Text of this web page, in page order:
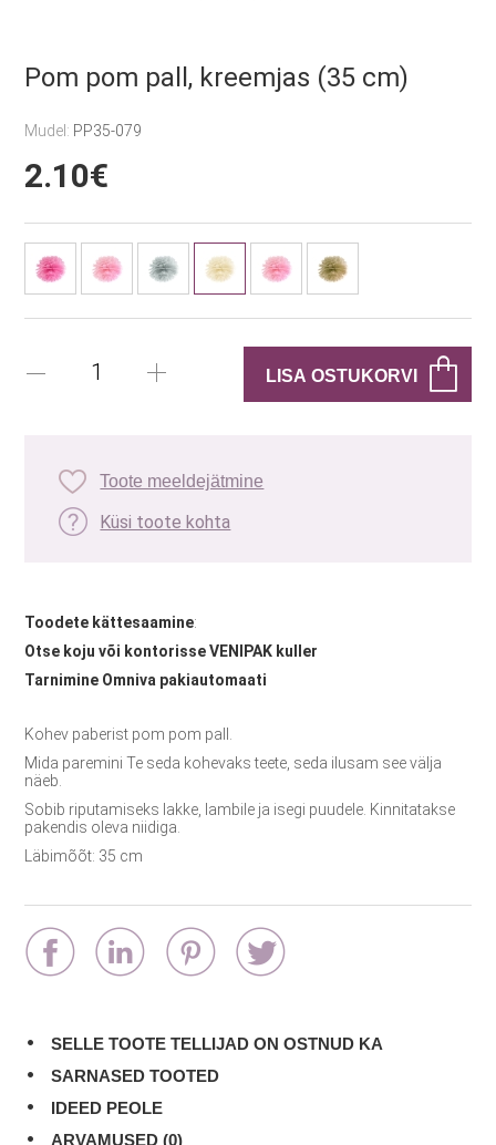
Pom pom pall, kreemjas (35 cm)
Mudel: PP35-079
2.10€
Toote meeldejätmine
Küsi toote kohta
Toodete kättesaamine:
Otse koju või kontorisse VENIPAK kuller
Tarnimine Omniva pakiautomaati
Kohev paberist pom pom pall.
Mida paremini Te seda kohevaks teete, seda ilusam see välja
näeb.
Sobib riputamiseks lakke, lambile ja isegi puudele. Kinnitatakse
pakendis oleva niidiga.
Läbimõõt: 35 cm
SELLE TOOTE TELLIJAD ON OSTNUD KA
SARNASED TOOTED
IDEED PEOLE
ARVAMUSED (0)